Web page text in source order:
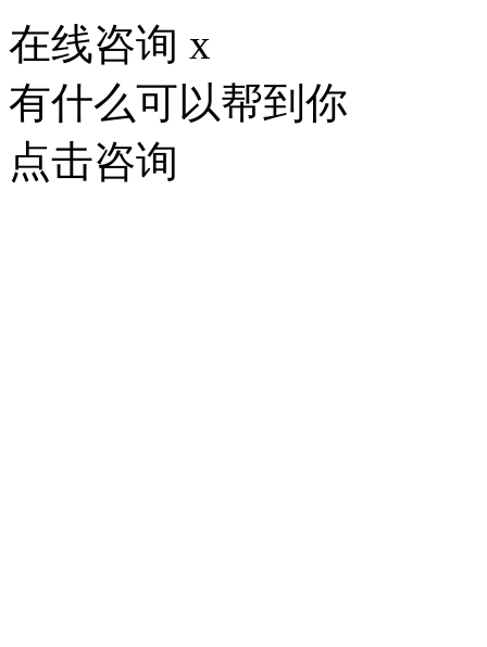
在线咨询 x
有什么可以帮到你
点击咨询